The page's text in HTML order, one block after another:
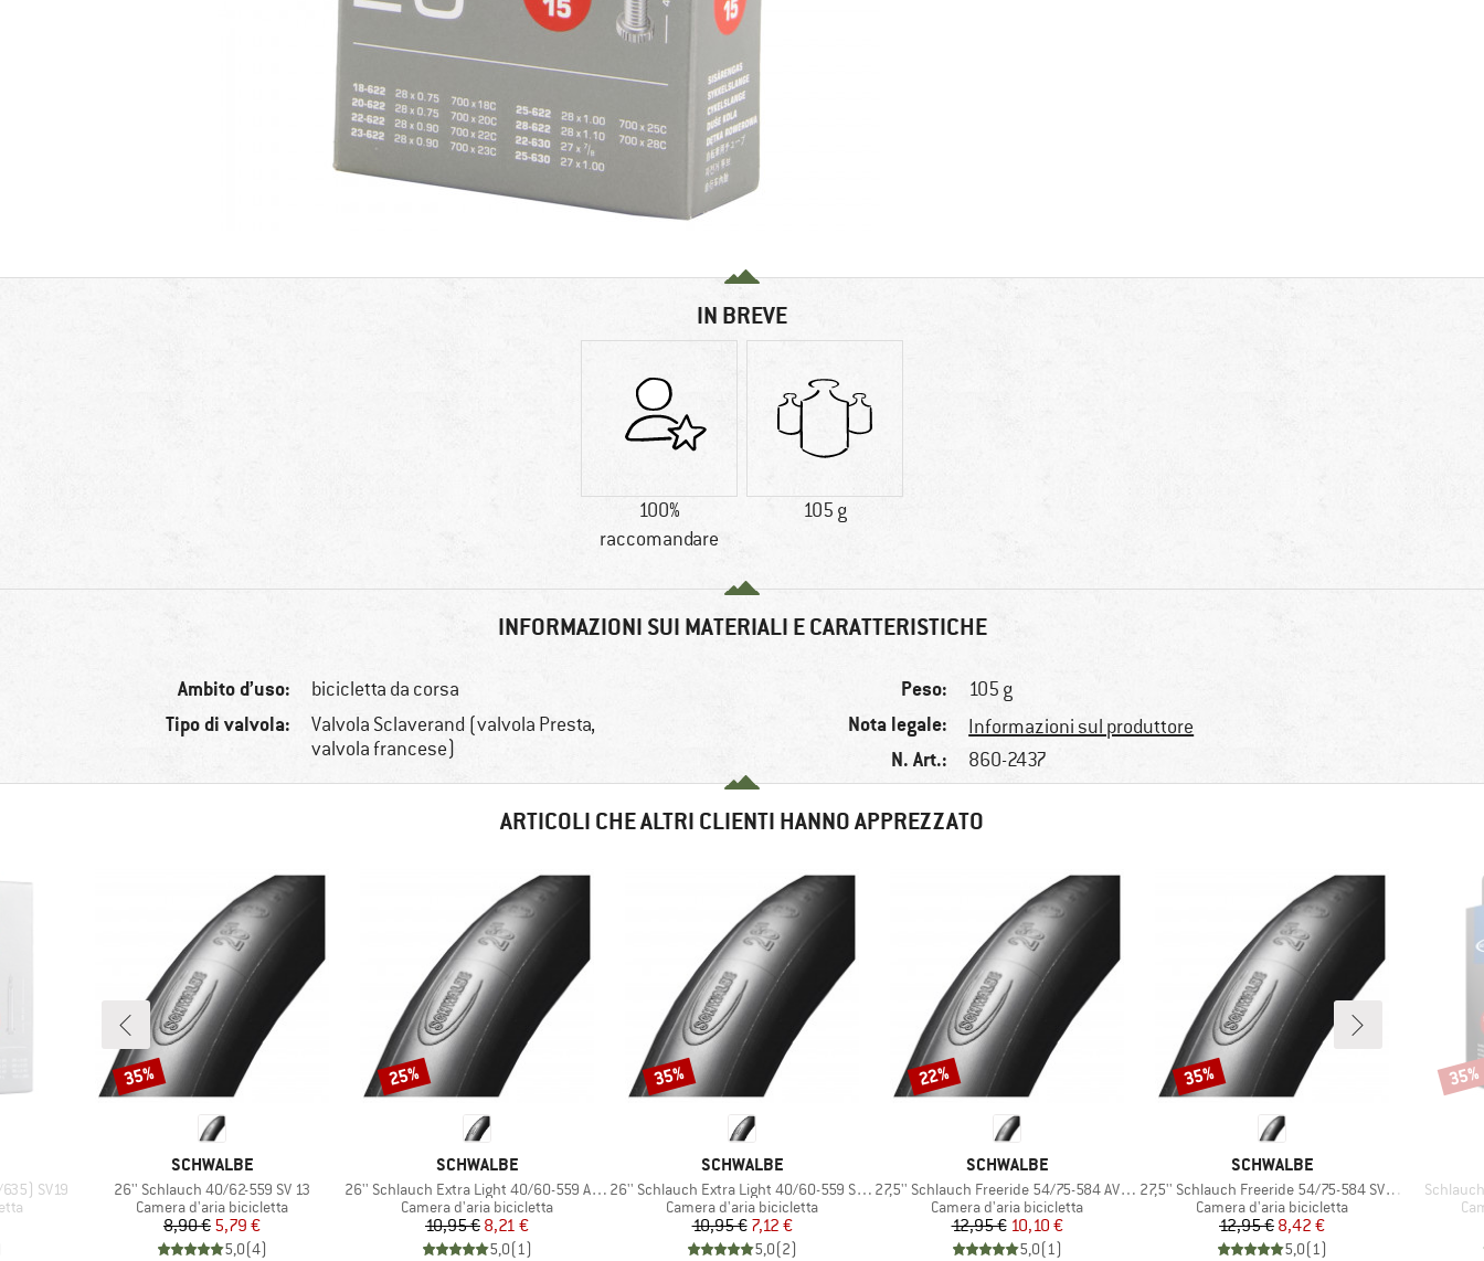
IN BREVE
100%
raccomandare
105 g
INFORMAZIONI SUI MATERIALI E CARATTERISTICHE
Ambito d’uso: bicicletta da corsa
Tipo di valvola:
Valvola Sclaverand (valvola Presta,
valvola francese)
Peso: 105 g
Nota legale: Informazioni sul produttore
N. Art.: 860-2437
ARTICOLI CHE ALTRI CLIENTI HANNO APPREZZATO
SV19
MARCHIO
SCHWALBE
Articolo
26'' Schlauch 40/62-559 SV 13
Gruppo di prodotti
Camera d'aria bicicletta
Prezzo
8,90 €Prezzo ridotto
5,79 €
5,0(4)
Sconto
35%
MARCHIO
SCHWALBE
Articolo
26'' Schlauch Extra Light 40/60-559 AV 14
Gruppo di prodotti
Camera d'aria bicicletta
Prezzo
10,95 €Prezzo ridotto
8,21 €
5,0(1)
Sconto
25%
MARCHIO
SCHWALBE
Articolo
26'' Schlauch Extra Light 40/60-559 SV 14
Gruppo di prodotti
Camera d'aria bicicletta
Prezzo
10,95 €Prezzo ridotto
7,12 €
5,0(2)
Sconto
35%
MARCHIO
SCHWALBE
Articolo
27,5'' Schlauch Freeride 54/75-584 AV 21F
Gruppo di prodotti
Camera d'aria bicicletta
Prezzo
12,95 €Prezzo ridotto
10,10 €
5,0(1)
Sconto
22%
MARCHIO
SCHWALBE
Articolo
27,5'' Schlauch Freeride 54/75-584 SV 21F
Gruppo di prodotti
Camera d'aria bicicletta
Prezzo
12,95 €Prezzo ridotto
8,42 €
5,0(1)
Sconto
35%
Articolo
35%